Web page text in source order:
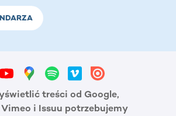
treści od Google,
i Issuu potrzebujemy